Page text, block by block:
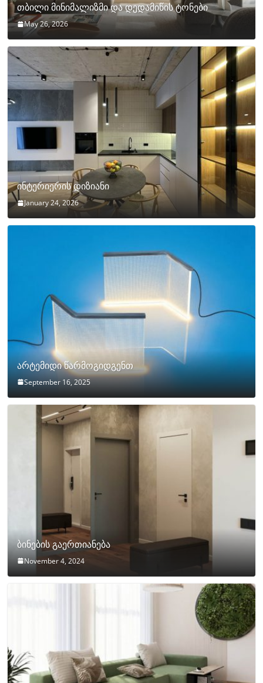
თბილი მინიმალიზმი და დედამიწის ტონები
May 26, 2026
ინტერიერის დიზიანი
January 24, 2026
არტემიდი წარმოგიდგენთ
September 16, 2025
ბინების გაერთიანება
November 4, 2024